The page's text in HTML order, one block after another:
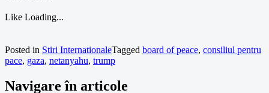
Like Loading...
Posted in Stiri InternationaleTagged board of peace, consiliul pentru
pace, gaza, netanyahu, trump
Navigare în articole